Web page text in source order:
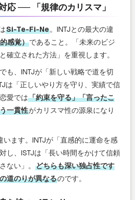
応 ── 「規律のカリスマ」
Si-Te-Fi-Ne。INTJとの最大の違
感覚）であること。「未来のビジ
確立された方法」を重視します。
も、INTJが「新しい戦略で道を切
は「正しいやり方を守り、実績で信
愛では「約束を守る」「言ったこ
一貫性がカリスマ性の源泉になり
います。INTJが「直感的に運命を感
し、ISTJは「長い時間をかけて信頼
ない」。 どちらも深い独占性です
道のりが異なるのです。